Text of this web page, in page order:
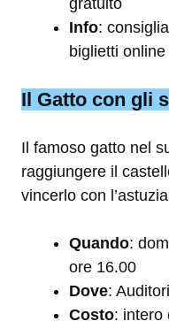
gratuito
Info:
biglietti online
Il Gatto con gli
Il famoso gatto nel
raggiungere il
vincerlo con
Quando:
ore 16.00
Dove:
Costo: intero